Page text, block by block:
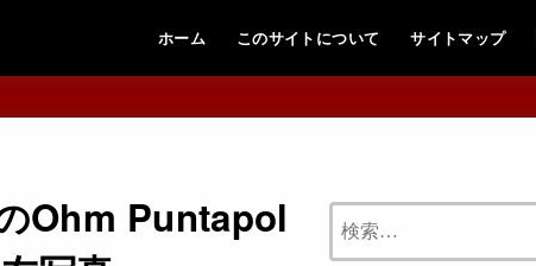
ホーム このサイトについて サイトマップ
Ohm Puntapol